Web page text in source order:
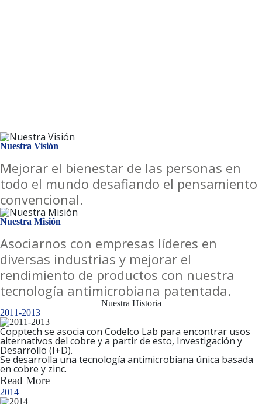
Nuestra Visión
Mejorar el bienestar de las personas en
todo el mundo desafiando el pensamiento
convencional.
Nuestra Misión
Asociarnos con empresas líderes en
diversas industrias y mejorar el
rendimiento de productos con nuestra
tecnología antimicrobiana patentada.
Nuestra Historia
2011-2013​
Copptech se asocia con Codelco Lab para encontrar usos
alternativos del cobre y a partir de esto, Investigación y
Desarrollo (I+D).
Se desarrolla una tecnología antimicrobiana única basada
en cobre y zinc.
Read More
2014